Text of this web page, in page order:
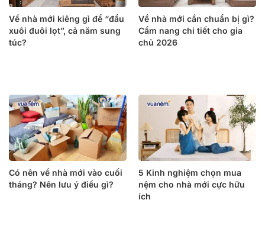
Về nhà mới kiêng gì để “đầu
xuôi đuôi lọt”, cả năm sung
túc?
Về nhà mới cần chuẩn bị gì?
Cẩm nang chi tiết cho gia
chủ 2026
Có nên về nhà mới vào cuối
tháng? Nên lưu ý điều gì?
5 Kinh nghiệm chọn mua
nệm cho nhà mới cực hữu
ích